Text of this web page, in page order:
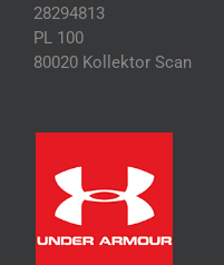
28294813
PL 100
80020 Kollektor Scan